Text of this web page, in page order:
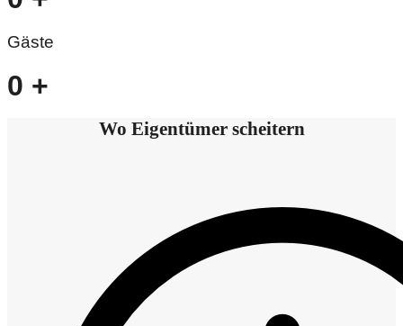
Gäste
0 +
Wo Eigentümer scheitern